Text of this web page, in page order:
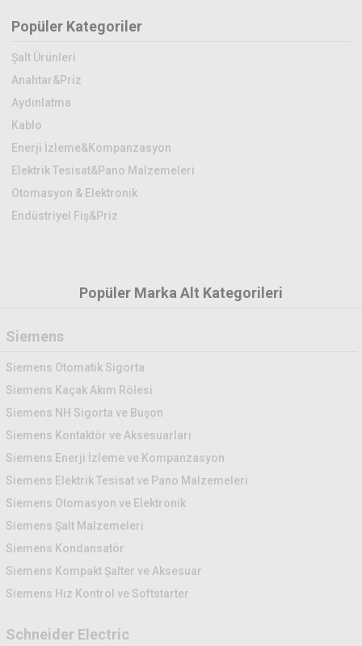
Popüler Kategoriler
Şalt Ürünleri
Anahtar&Priz
Aydınlatma
Kablo
Enerji İzleme&Kompanzasyon
Elektrik Tesisat&Pano Malzemeleri
Otomasyon & Elektronik
Endüstriyel Fiş&Priz
Popüler Marka Alt Kategorileri
Siemens
Siemens Otomatik Sigorta
Siemens Kaçak Akım Rölesi
Siemens NH Sigorta ve Buşon
Siemens Kontaktör ve Aksesuarları
Siemens Enerji İzleme ve Kompanzasyon
Siemens Elektrik Tesisat ve Pano Malzemeleri
Siemens Otomasyon ve Elektronik
Siemens Şalt Malzemeleri
Siemens Kondansatör
Siemens Kompakt Şalter ve Aksesuar
Siemens Hız Kontrol ve Softstarter
Schneider Electric